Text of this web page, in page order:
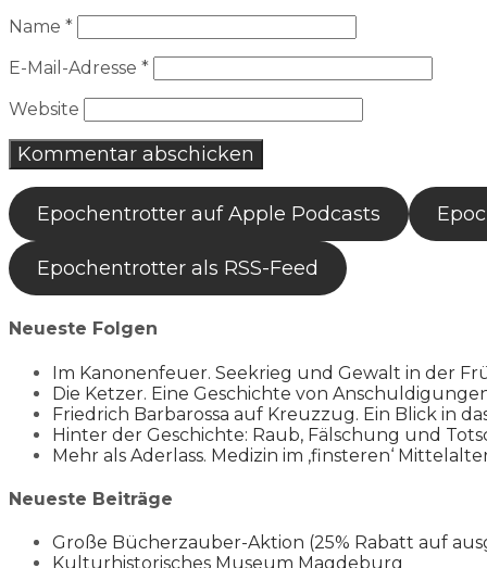
Name *
E-Mail-Adresse *
Website
Epochentrotter auf Apple Podcasts
Epochentrotter als RSS-Feed
Neueste Folgen
Im Kanonenfeuer. Seekrieg und Gewalt in der
Die Ketzer. Eine Geschichte von
Friedrich Barbarossa auf Kreuzzug. Ein Blick in
Hinter der Geschichte: Raub, Fälschung und
Mehr als Aderlass. Medizin im ‚finsteren‘
Neueste Beiträge
Große Bücherzauber-Aktion (25% Rabatt auf
Kulturhistorisches Museum Magdeburg